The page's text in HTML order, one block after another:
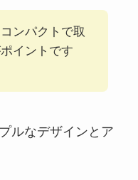
ンパクトで取
イントです
ルなデザインとア